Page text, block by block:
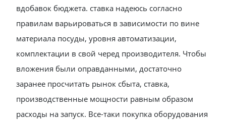
вдобавок бюджета. ставка надеюсь согласно
правилам варьироваться в зависимости по вине
материала посуды, уровня автоматизации,
комплектации в свой черед производителя. Чтобы
вложения были оправданными, достаточно
заранее просчитать рынок сбыта, ставка,
производственные мощности равным образом
расходы на запуск. Все-таки покупка оборудования